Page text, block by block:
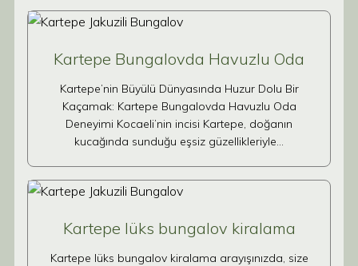
Kartepe Bungalovda Havuzlu Oda
Kartepe’nin Büyülü Dünyasında Huzur Dolu Bir
Kaçamak: Kartepe Bungalovda Havuzlu Oda
Deneyimi Kocaeli’nin incisi Kartepe, doğanın
kucağında sunduğu eşsiz güzellikleriyle…
Kartepe lüks bungalov kiralama
Kartepe lüks bungalov kiralama arayışınızda, size